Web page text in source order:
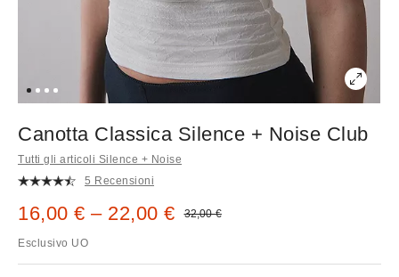
Canotta Classica Silence + Noise Club
Tutti gli articoli Silence + Noise
5 Recensioni
Prezzo di vendita:
16,00 € – 22,00 € Prezzo originale:
32,00 €
Esclusivo UO